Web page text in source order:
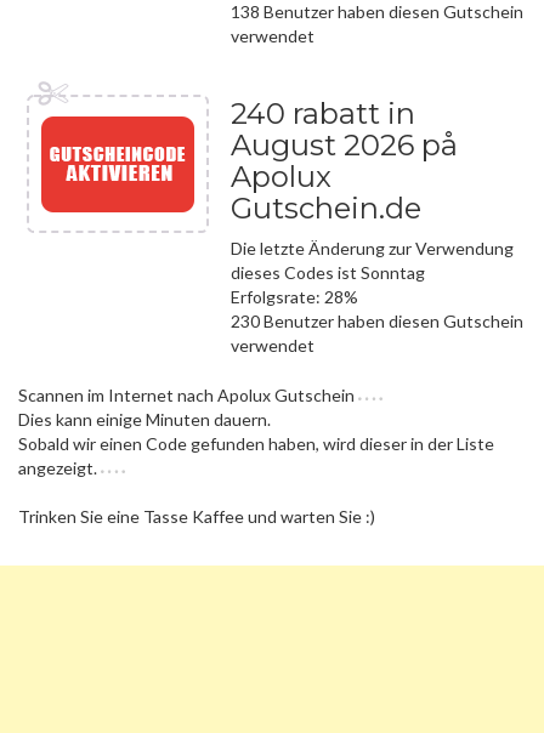
138 Benutzer haben diesen Gutschein
verwendet
240 rabatt in
August 2026 på
Apolux
Gutschein.de
Die letzte Änderung zur Verwendung
dieses Codes ist Sonntag
Erfolgsrate: 28%
230 Benutzer haben diesen Gutschein
verwendet
Scannen im Internet nach Apolux Gutschein
Dies kann einige Minuten dauern.
Sobald wir einen Code gefunden haben, wird dieser in der Liste
angezeigt.
Trinken Sie eine Tasse Kaffee und warten Sie :)